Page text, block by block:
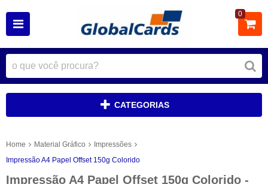
0
CATEGORIAS
Home Material Gráfico
Impressões
Impressão A4 Papel Offset 150g Colorido
Impressão A4 Papel Offset 150g Colorido -